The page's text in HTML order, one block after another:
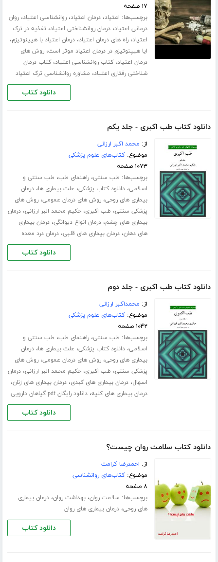
۱۷ صفحه
برچسب‌ها: اعتیاد،درمان اعتیاد،روانشناسی اعتیاد،روان
درمانی اعتیاد،درمان روانشناختی اعتیاد، تغذیه در ترک
اعتیاد،راه های درمان اعتیاد،درمان اعتیاد با هیپنوتیزم،
ایا هیپنوتیزم در درمان اعتیاد موثر است،روش های
درمان اعتیاد،کتاب روانشناسی اعتیاد،کتاب درمان
شناختی رفتاری اعتیاد، مشاوره روانشناسی ترک اعتیاد
دانلود کتاب
دانلود کتاب طب اکبری - جلد یکم
از: محمد اکبر ارزانی
موضوع:کتاب‌های علوم پزشکی
۱۰۷۳ صفحه
برچسب‌ها: طب سنتی،راهنمای طب، طب سنتی و
اسلامی،دانلود کتاب پزشکی، علت بیماری ها،درمان
بیماری های روحی،روش های درمان عمومی،روش های
پزشکی سنتی، طب اکبری،حکیم محمد البر ارزانی،درمان
بیماری های چشم،درمان انواع دیوانگی،درمان بیماری
های دهان،درمان بیماری های قلبی،درمان درد معده
دانلود کتاب
دانلود کتاب طب اکبری - جلد دوم
از: محمداکبر ارزانی
موضوع:کتاب‌های علوم پزشکی
۱۰۴۲ صفحه
برچسب‌ها: طب سنتی،راهنمای طب، طب سنتی و
اسلامی،دانلود کتاب پزشکی، علت بیماری ها،درمان
بیماری های روحی،روش های درمان عمومی،روش های
پزشکی سنتی، طب اکبری،حکیم محمد البر ارزانی،درمان
اسهال،درمان بیماری های کبدی،درمان بیماری های زنان،
درمان بیماری های کلیه،دانلود رایگان pdf گیاهان دارویی
دانلود کتاب
دانلود کتاب سلامت روان چیست؟
از: احمدرضا کرامت
موضوع:کتاب‌های روانشناسی
۸ صفحه
برچسب‌ها: سلامت روان،بهداشت روان،درمان بیماری
های روحی،درمان بیماری های روان
دانلود کتاب